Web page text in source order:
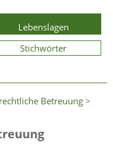
Lebenslagen
Stichwörter
Betreuung >